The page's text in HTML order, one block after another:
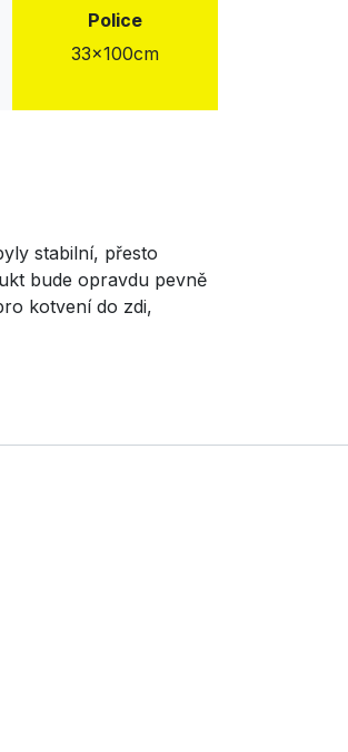
stabilní, přesto
bude opravdu pevně
kotvení do zdi,
Police
33x100cm